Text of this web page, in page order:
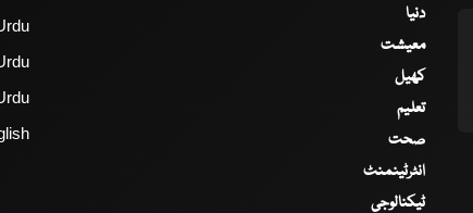
دنیا
معیشت
کھیل
تعلیم
صحت
انٹرٹینمنٹ
ٹیکنالوجی